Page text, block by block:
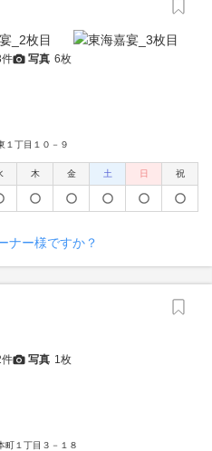
写真 6枚
１丁目１０－９
木 金 土 日 祝
ナー様ですか？
写真 1枚
町１丁目３－１８